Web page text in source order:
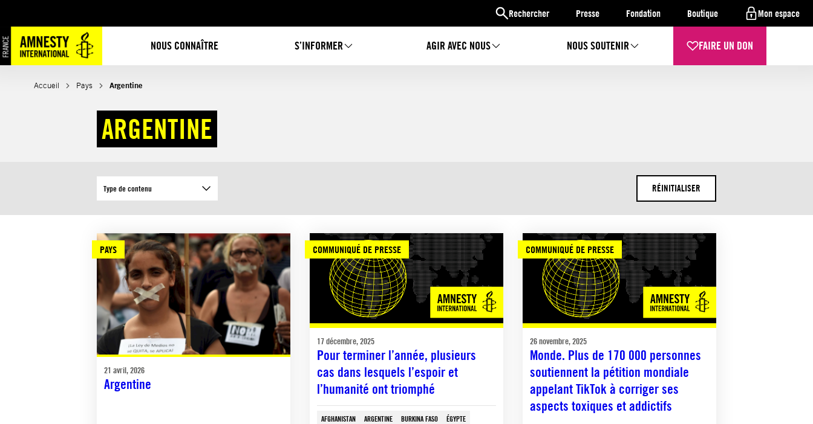
Rechercher Presse Fondation Boutique Mon espace
NOUS CONNAÎTRE S’INFORMER AGIR AVEC NOUS NOUS SOUTENIR FAIRE UN DON
au
contenu
Accueil Pays Argentine
ARGENTINE
Type de contenu RÉINITIALISER
PAYS
21 avril, 2026
Argentine
COMMUNIQUÉ DE PRESSE
17 décembre, 2025
Pour terminer l’année, plusieurs
cas dans lesquels l’espoir et
l’humanité ont triomphé
AFGHANISTAN ARGENTINE BURKINA FASO
ÉGYPTE
COMMUNIQUÉ DE PRESSE
26 novembre, 2025
Monde. Plus de 170 000 personnes
soutiennent la pétition mondiale
appelant TikTok à corriger ses
aspects toxiques et addictifs